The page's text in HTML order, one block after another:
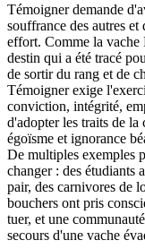
Témoigner demande
souffrance des autres
effort. Comme la vache
destin qui a été tracé
de sortir du rang et de
Témoigner exige
conviction, intégrité,
d'adopter les traits de la
égoïsme et ignorance
De multiples exemples
changer : des étudiants
pair, des carnivores de
bouchers ont pris
tuer, et une
secours d'une vache